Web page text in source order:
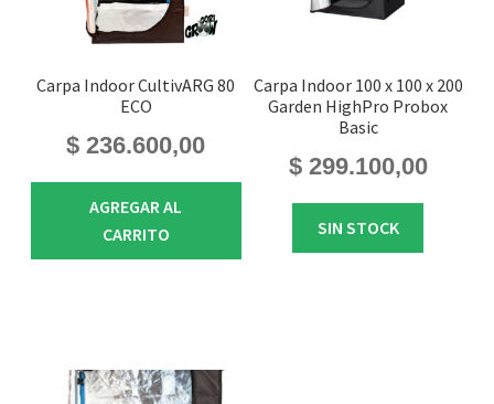
Carpa Indoor CultivARG 80
ECO
$ 236.600,00
AGREGAR AL
CARRITO
Carpa Indoor 100 x 100 x 200
Garden HighPro Probox
Basic
$299.100,00
SIN STOCK